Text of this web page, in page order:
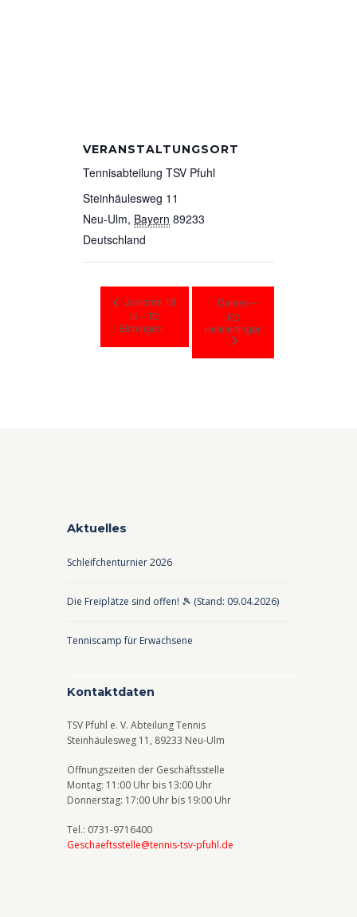
VERANSTALTUNGSORT
Tennisabteilung TSV Pfuhl
Steinhäulesweg 11
Neu-Ulm, Bayern 89233
Deutschland
Junioren 18
III – TC
Elchingen
Damen –
FC
Heimertingen
Aktuelles
Schleifchenturnier 2026
Die Freiplätze sind offen! 🎾 (Stand: 09.04.2026)
Tenniscamp für Erwachsene
Kontaktdaten
TSV Pfuhl e. V. Abteilung Tennis
Steinhäulesweg 11, 89233 Neu-Ulm
Öffnungszeiten der Geschäftsstelle
Montag: 11:00 Uhr bis 13:00 Uhr
Donnerstag: 17:00 Uhr bis 19:00 Uhr
Tel.: 0731-9716400
Geschaeftsstelle@tennis-tsv-pfuhl.de